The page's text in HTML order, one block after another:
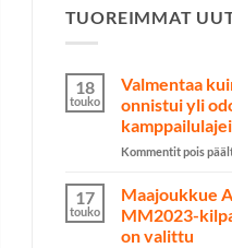
TUOREIMMAT
18
touko
Valmentaa
onnistui yli
Kommentit pois
17
touko
Maajoukkue
MM2023-
on valittu